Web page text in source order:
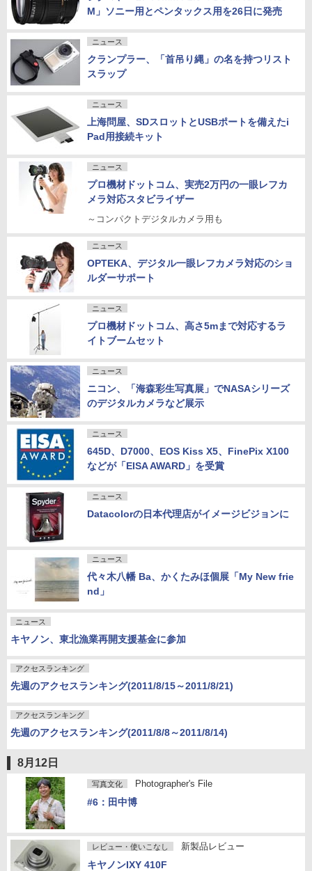
M」ソニー用とペンタックス用を26日に発売
ニュース
クランプラー、「首吊り縄」の名を持つリスト
スラップ
ニュース
上海問屋、SDスロットとUSBポートを備えたi
Pad用接続キット
ニュース
プロ機材ドットコム、実売2万円の一眼レフカ
メラ対応スタビライザー
～コンパクトデジタルカメラ用も
ニュース
OPTEKA、デジタル一眼レフカメラ対応のショ
ルダーサポート
ニュース
プロ機材ドットコム、高さ5mまで対応するラ
イトブームセット
ニュース
ニコン、「海森彩生写真展」でNASAシリーズ
のデジタルカメラなど展示
ニュース
645D、D7000、EOS Kiss X5、FinePix X100
などが「EISA AWARD」を受賞
ニュース
Datacolorの日本代理店がイメージビジョンに
ニュース
代々木八幡 Ba、かくたみほ個展「My New frie
nd」
ニュース
キヤノン、東北漁業再開支援基金に参加
アクセスランキング
先週のアクセスランキング(2011/8/15～2011/8/21)
アクセスランキング
先週のアクセスランキング(2011/8/8～2011/8/14)
8月12日
写真文化 Photographer's File
#6：田中博
レビュー・使いこなし 新製品レビュー
キヤノンIXY 410F